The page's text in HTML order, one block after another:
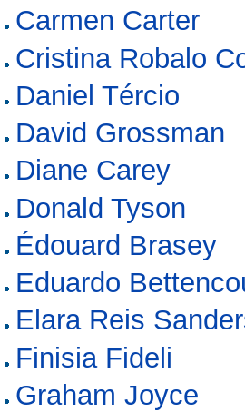
Carmen Carter
Cristina Robalo
Daniel Tércio
David Grossman
Diane Carey
Donald Tyson
Édouard Brasey
Eduardo
Elara Reis
Finisia Fideli
Graham Joyce